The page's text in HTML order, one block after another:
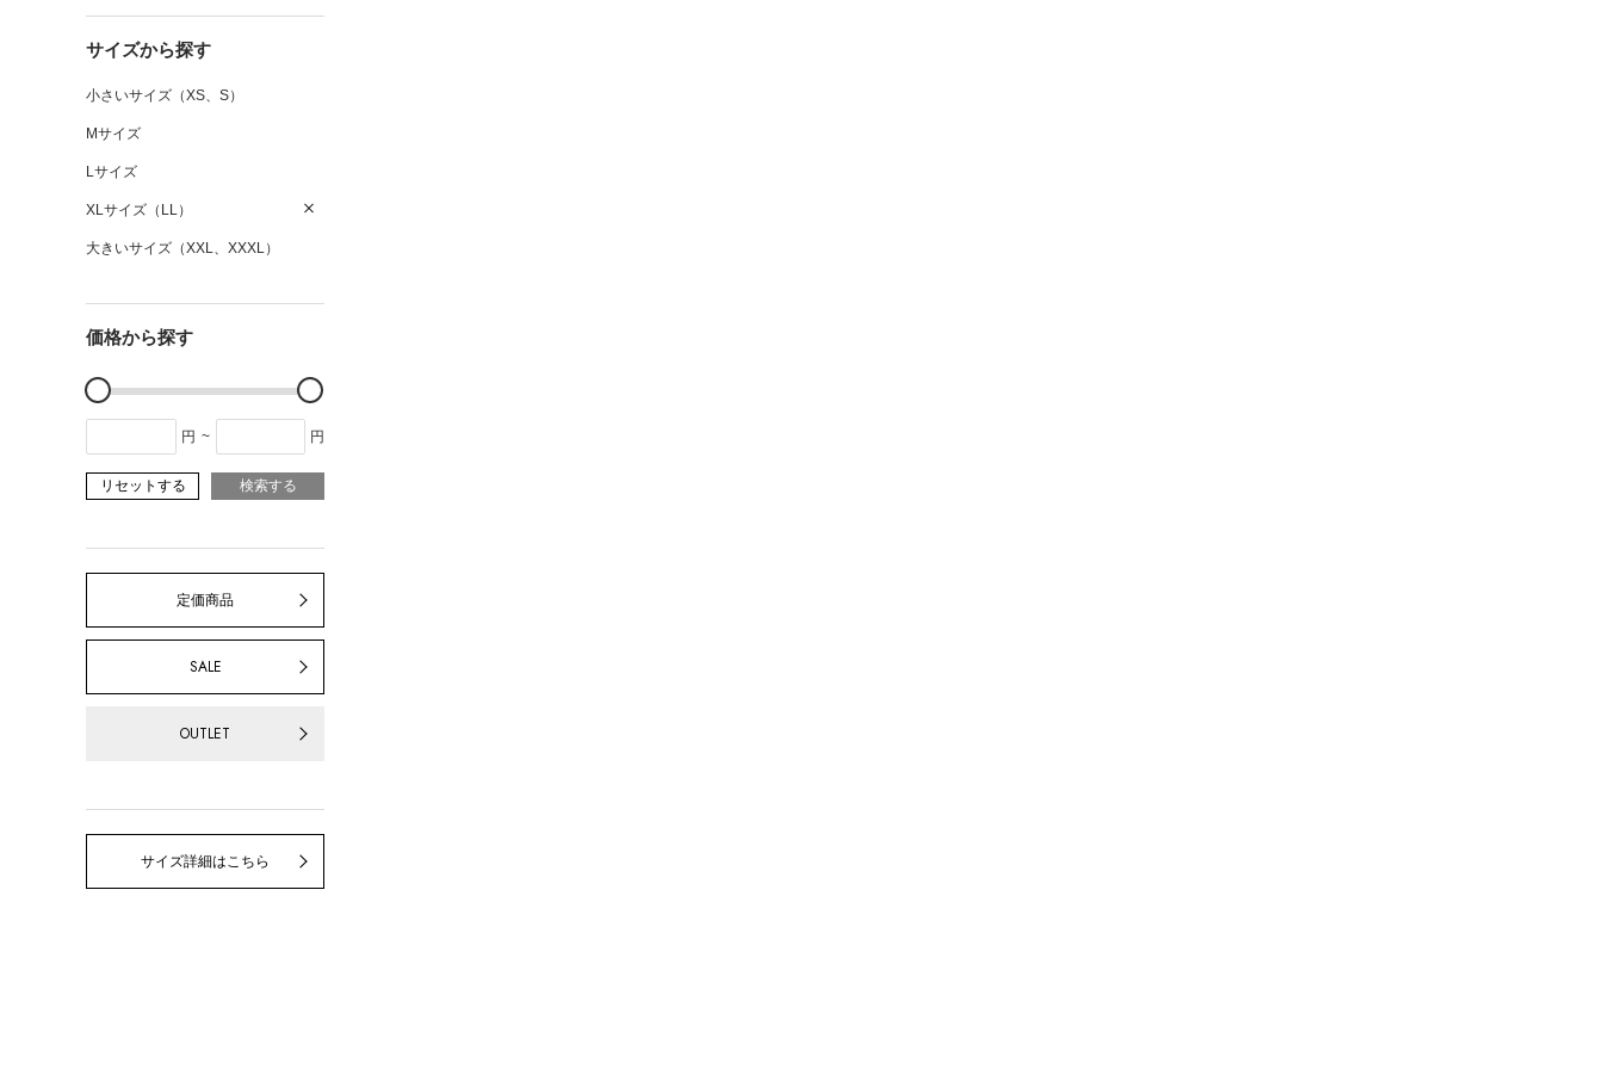
サイズから探す
小さいサイズ（XS、S）
Mサイズ
Lサイズ
XLサイズ（LL）
大きいサイズ（XXL、XXXL）
価格から探す
円 ~ 円
リセットする 検索する
定価商品
SALE
OUTLET
サイズ詳細はこちら